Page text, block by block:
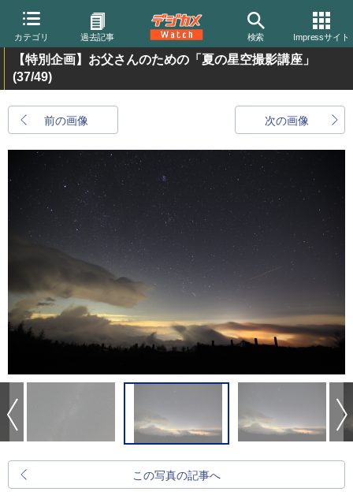
カテゴリ 過去記事 検索 Impressサイト
【特別企画】お父さんのための「夏の星空撮影講座」
(37/49)
前の画像 次の画像
この写真の記事へ